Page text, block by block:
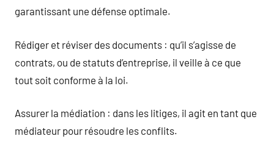
garantissant une défense optimale.
Rédiger et réviser des documents : qu’il s’agisse de
contrats, ou de statuts d’entreprise, il veille à ce que
tout soit conforme à la loi.
Assurer la médiation : dans les litiges, il agit en tant que
médiateur pour résoudre les conflits.